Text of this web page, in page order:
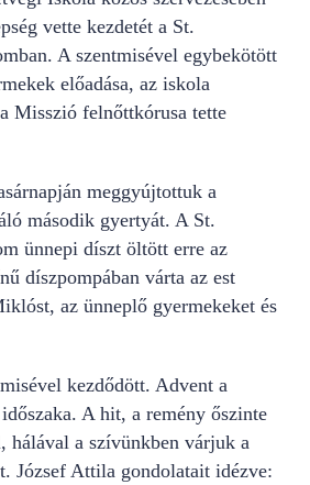
vette kezdetét a St.
A szentmisével egybekötött
előadása, az iskola
Misszió felnőttkórusa tette
meggyújtottuk a
második gyertyát. A St.
ünnepi díszt öltött erre az
díszpompában várta az est
az ünneplő gyermekeket és
kezdődött. Advent a
A hit, a remény őszinte
hálával a szívünkben várjuk a
József Attila gondolatait idézve: